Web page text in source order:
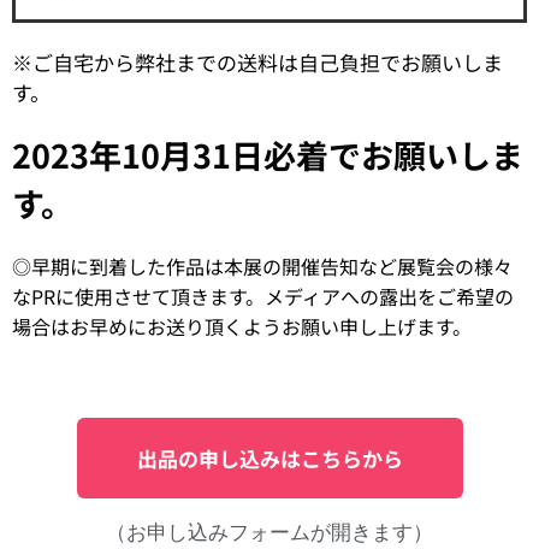
※ご自宅から弊社までの送料は自己負担でお願いしま
す。
2023年10月31日必着でお願いしま
す。
◎早期に到着した作品は本展の開催告知など展覧会の様々
なPRに使用させて頂きます。メディアへの露出をご希望の
場合はお早めにお送り頂くようお願い申し上げます。
出品の申し込みはこちらから
（お申し込みフォームが開きます）